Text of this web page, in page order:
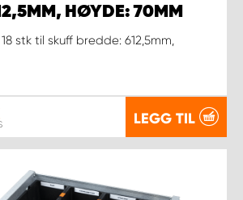
HØYDE: 70MM
stk til skuff bredde: 612,5mm,
LEGG TIL